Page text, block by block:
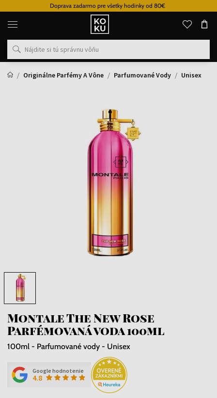
Doprava zadarmo pre všetky hodinky od 80€
Originálne
parfémy
hodinky
na
mieste
Originálne Parfémy A Vône
Parfumované Vody Unisex
Montale The New Rose
Parfémovaná voda 100ml
100ml - Parfumované vody - Unisex
Google hodnotenie
4.8